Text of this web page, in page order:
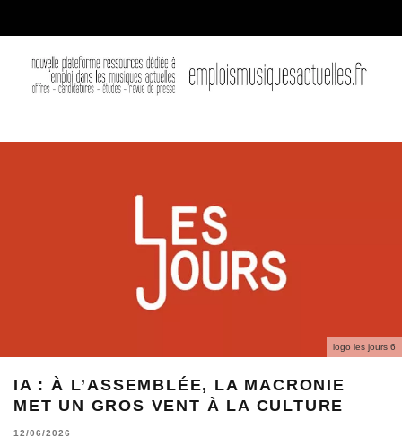
logo les jours 6
IA : À L’ASSEMBLÉE, LA MACRONIE
MET UN GROS VENT À LA CULTURE
12/06/2026